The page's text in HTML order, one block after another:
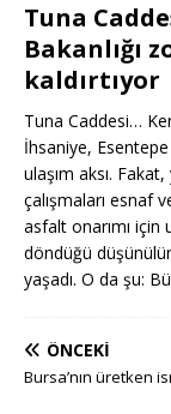
Tuna
Bakanlığı
kaldırtıyor
Tuna Caddesi…
İhsaniye,
ulaşım aksı.
çalışmaları esnaf
asfalt onarımı
döndüğü
yaşadı. O da şu:
ÖNCEKI
Bursa’nın üretken